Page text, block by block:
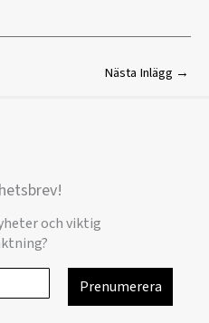
Nästa Inlägg →
och viktig